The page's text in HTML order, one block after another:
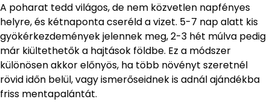
A poharat tedd világos, de nem közvetlen napfényes
helyre, és kétnaponta cseréld a vizet. 5-7 nap alatt kis
gyökérkezdemények jelennek meg, 2-3 hét múlva pedig
már kiültethetők a hajtások földbe. Ez a módszer
különösen akkor előnyös, ha több növényt szeretnél
rövid időn belül, vagy ismerőseidnek is adnál ajándékba
friss mentapalántát.